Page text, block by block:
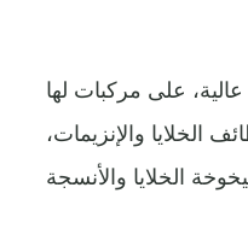
على مركبات لها
الخلايا والإنزيمات،